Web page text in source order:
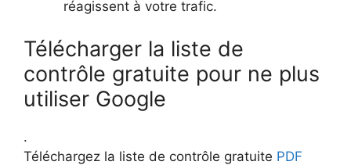
réagissent à votre trafic.
Télécharger la liste de
contrôle gratuite pour ne plus
utiliser Google
.
Téléchargez la liste de contrôle gratuite PDF